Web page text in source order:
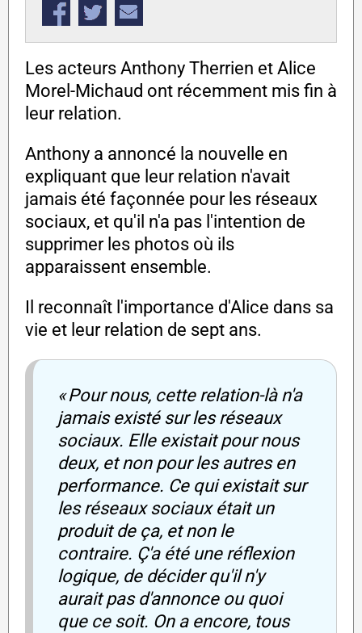
Les acteurs Anthony Therrien et Alice
Morel-Michaud ont récemment mis fin à
leur relation.
Anthony a annoncé la nouvelle en
expliquant que leur relation n'avait
jamais été façonnée pour les réseaux
sociaux, et qu'il n'a pas l'intention de
supprimer les photos où ils
apparaissent ensemble.
Il reconnaît l'importance d'Alice dans sa
vie et leur relation de sept ans.
« Pour nous, cette relation-là n'a
jamais existé sur les réseaux
sociaux. Elle existait pour nous
deux, et non pour les autres en
performance. Ce qui existait sur
les réseaux sociaux était un
produit de ça, et non le
contraire. Ç'a été une réflexion
logique, de décider qu'il n'y
aurait pas d'annonce ou quoi
que ce soit. On a encore, tous